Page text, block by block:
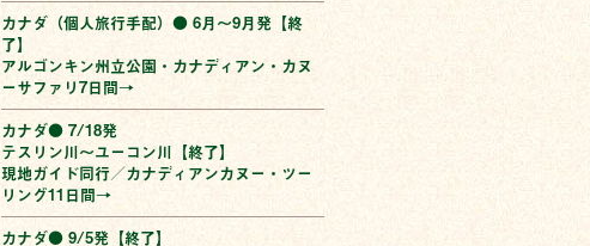
カナダ（個人旅行手配）● 6月〜9月発【終
了】
アルゴンキン州立公園・カナディアン・カヌ
ーサファリ7日間→
カナダ● 7/18発
テスリン川〜ユーコン川【終了】
現地ガイド同行／カナディアンカヌー・ツー
リング11日間→
カナダ● 9/5発【終了】